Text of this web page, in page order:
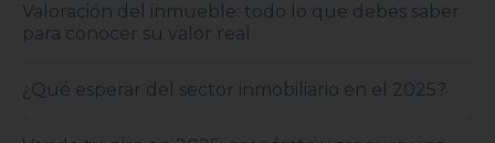
Valoración del inmueble: todo lo que debes saber
para conocer su valor real
¿Qué esperar del sector inmobiliario en el 2025?